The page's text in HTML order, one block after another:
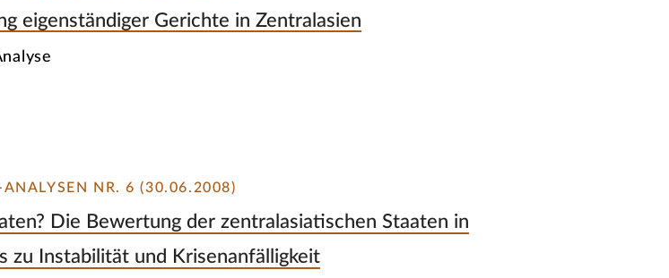
eigenständiger Gerichte in Zentralasien
ANALYSEN NR. 6 (30.06.2008)
Die Bewertung der zentralasiatischen Staaten in
zu Instabilität und Krisenanfälligkeit